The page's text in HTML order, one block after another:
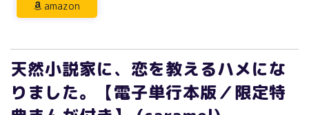
amazon
天然小説家に、恋を教えるハメにな
りました。【電子単行本版／限定特